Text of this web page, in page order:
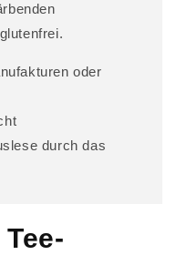
oder
durch das